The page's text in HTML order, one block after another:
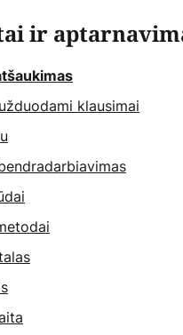
ir
klausimai